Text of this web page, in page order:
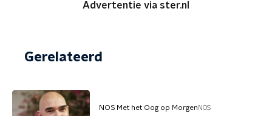
Advertentie via ster.nl
Gerelateerd
NOS Met het Oog op Morgen NOS